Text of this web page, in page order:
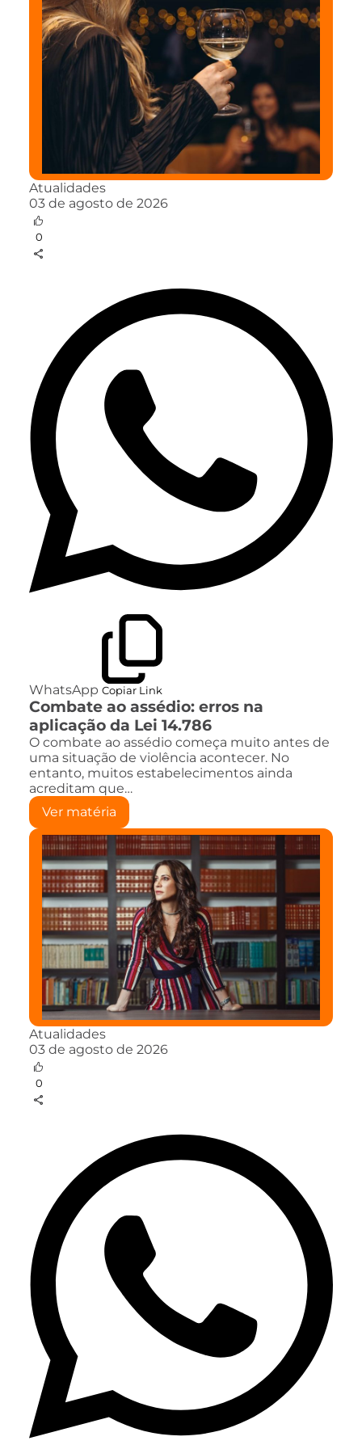
Atualidades
03 de agosto de 2026
0
WhatsApp Copiar Link
Combate ao assédio: erros na
aplicação da Lei 14.786
O combate ao assédio começa muito antes de
uma situação de violência acontecer. No
entanto, muitos estabelecimentos ainda
acreditam que…
Ver matéria
Atualidades
03 de agosto de 2026
0